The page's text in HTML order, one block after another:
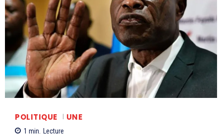
POLITIQUE UNE
1 min. Lecture